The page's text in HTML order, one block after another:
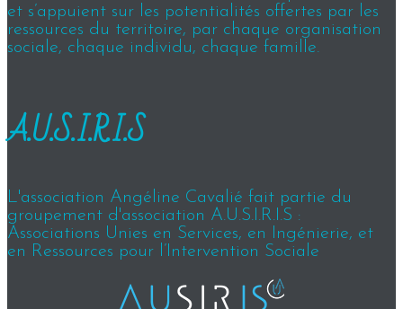
et s’appuient sur les potentialités offertes par les
ressources du territoire, par chaque organisation
sociale, chaque individu, chaque famille.
A.U.S.I.R.I.S
L'association Angéline Cavalié fait partie du
groupement d'association A.U.S.I.R.I.S :
Associations Unies en Services, en Ingénierie, et
en Ressources pour l’Intervention Sociale